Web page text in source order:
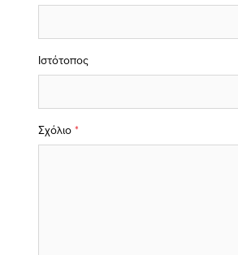
Σχόλιο *
Ιστότοπος